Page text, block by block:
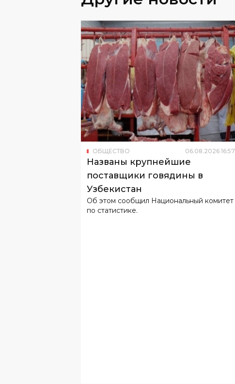
ОБЩЕСТВО 06.08.2026 16:57
Названы крупнейшие
поставщики говядины в
Узбекистан
Об этом сообщил Национальный комитет
по статистике.